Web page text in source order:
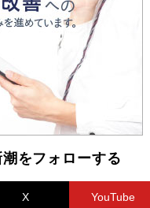
郎の人気シリーズ最新作どち
された直木賞受賞作もランク
ラー］
Book Bang
をフォローする
X YouTube